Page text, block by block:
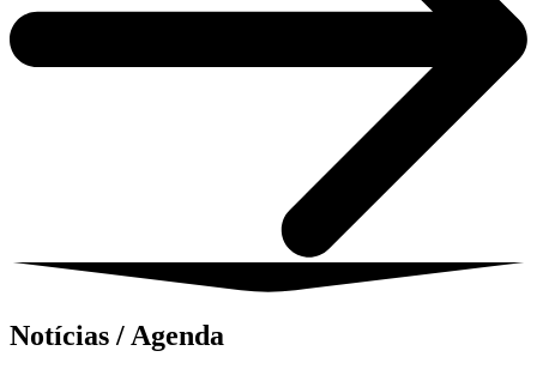
Notícias / Agenda